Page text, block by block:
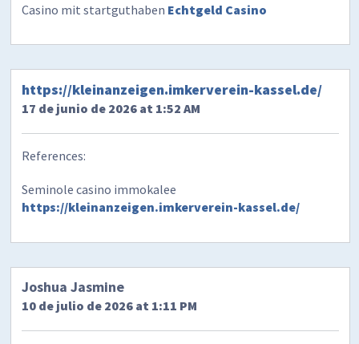
Casino mit startguthaben Echtgeld Casino
https://kleinanzeigen.imkerverein-kassel.de/
17 de junio de 2026 at 1:52 AM
References:
Seminole casino immokalee
https://kleinanzeigen.imkerverein-kassel.de/
Joshua Jasmine
10 de julio de 2026 at 1:11 PM